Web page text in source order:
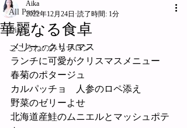
All Posts
Diary
こころねのみちサロン
華麗なる食卓
Aika
2022年12月24日 読了時間: 1分
メリー・クリスマス
ランチに可愛がクリスマスメニュー
春菊のポタージュ
カルパッチョ　人参のロペ添え
野菜のゼリーよせ
北海道産鮭のムニエルとマッシュポテ